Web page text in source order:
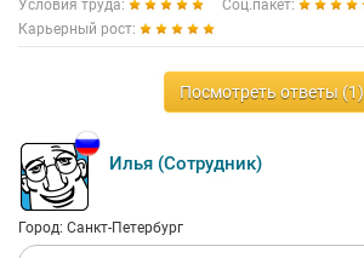
Условия труда:
Соц.пакет:
Карьерный рост:
Посмотреть ответы (1)
Илья (Сотрудник)
Город: Санкт-Петербург